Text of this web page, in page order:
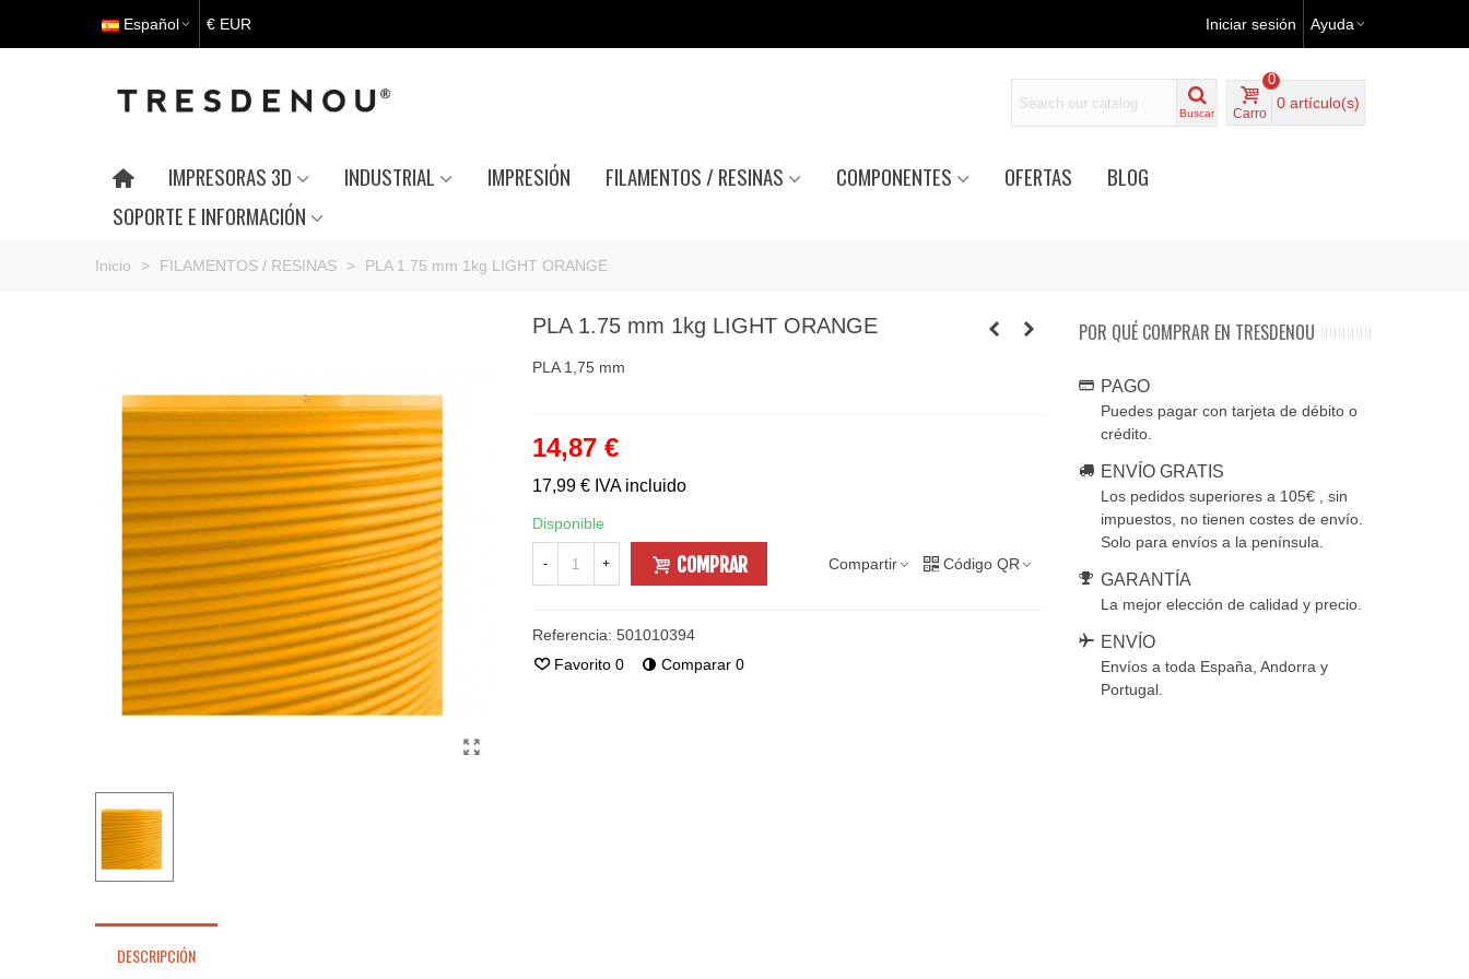
Español € EUR Iniciar sesión Ayuda
Buscar Carro
0
0 artículo(s)
IMPRESORAS 3D INDUSTRIAL IMPRESIÓN FILAMENTOS / RESINAS COMPONENTES OFERTAS
BLOG
SOPORTE E INFORMACIÓN
Inicio > FILAMENTOS / RESINAS > PLA 1.75 mm 1kg LIGHT ORANGE
PLA 1.75 mm 1kg LIGHT ORANGE
PLA 1,75 mm
14,87 €
17,99 € IVA incluido
Disponible
- + COMPRAR Compartir Código QR
Referencia: 501010394
Favorito 0 Comparar 0
POR QUÉ COMPRAR EN TRESDENOU
PAGO
Puedes pagar con tarjeta de débito o
crédito.
ENVÍO GRATIS
Los pedidos superiores a 105€ , sin
impuestos, no tienen costes de envío.
Solo para envíos a la península.
GARANTÍA
La mejor elección de calidad y precio.
ENVÍO
Envíos a toda España, Andorra y
Portugal.
DESCRIPCIÓN